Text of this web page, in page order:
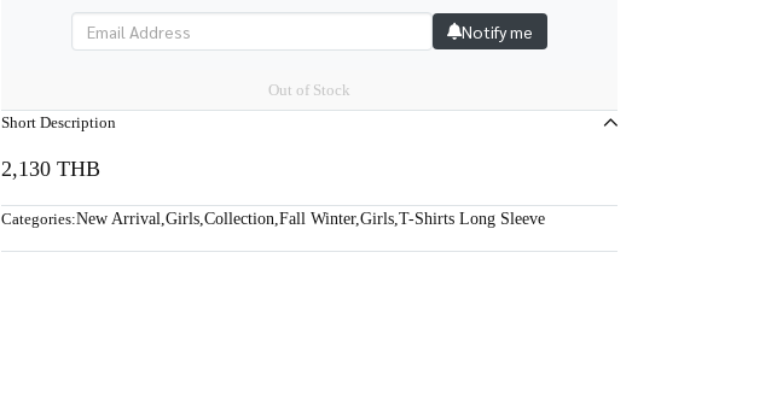
Notify me
Out of Stock
Short Description
2,130 THB
Categories:New Arrival,Girls,Collection,Fall Winter,Girls,T-Shirts Long Sleeve